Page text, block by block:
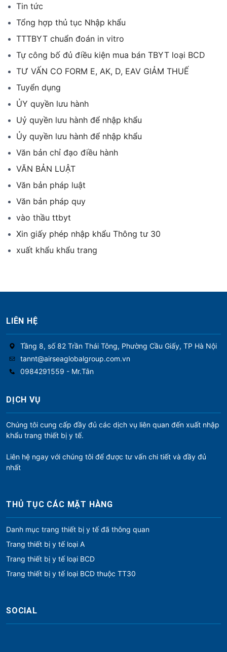
Tin tức
Tổng hợp thủ tục Nhập khẩu
TTTBYT chuẩn đoán in vitro
Tự công bố đủ điều kiện mua bán TBYT loại BCD
TƯ VẤN CO FORM E, AK, D, EAV GIẢM THUẾ
Tuyển dụng
ỦY quyền lưu hành
Uỷ quyền lưu hành để nhập khẩu
Ủy quyền lưu hành để nhập khẩu
Văn bản chỉ đạo điều hành
VĂN BẢN LUẬT
Văn bản pháp luật
Văn bản pháp quy
vào thầu ttbyt
Xin giấy phép nhập khẩu Thông tư 30
xuất khẩu khẩu trang
LIÊN HỆ
Tầng 8, số 82 Trần Thái Tông, Phường Cầu Giấy, TP Hà Nội
tannt@airseaglobalgroup.com.vn
0984291559 - Mr.Tân
DỊCH VỤ
Chúng tôi cung cấp đầy đủ các dịch vụ liên quan đến xuất nhập
khẩu trang thiết bị y tế.
Liên hệ ngay với chúng tôi để được tư vấn chi tiết và đầy đủ
nhất
THỦ TỤC CÁC MẶT HÀNG
Danh mục trang thiết bị y tế đã thông quan
Trang thiết bị y tế loại A
Trang thiết bị y tế loại BCD
Trang thiết bị y tế loại BCD thuộc TT30
SOCIAL